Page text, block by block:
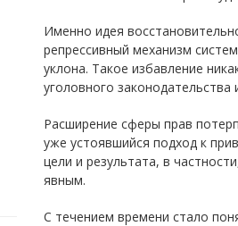
Именно идея
репрессивный механизм
уклона. Такое избавление
уголовного
Расширение сферы прав
уже устоявшийся подход к
цели и результата, в
явным.
С течением времени стало